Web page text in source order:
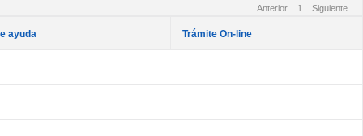
Anterior 1 Siguiente
ayuda Trámite On-line